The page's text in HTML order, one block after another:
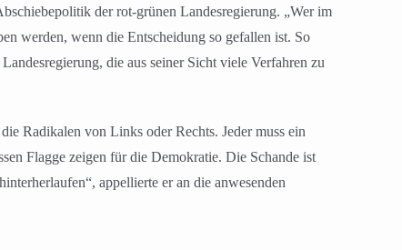
der rot-grünen Landesregierung. „Wer im
werden, wenn die Entscheidung so gefallen ist. So
die aus seiner Sicht viele Verfahren zu
Radikalen von Links oder Rechts. Jeder muss ein
Flagge zeigen für die Demokratie. Die Schande ist
appellierte er an die anwesenden